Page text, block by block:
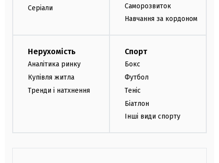
Серіали
Саморозвиток
Навчання за кордоном
Нерухомість
Аналітика ринку
Купівля житла
Тренди і натхнення
Спорт
Бокс
Футбол
Теніс
Біатлон
Інші види спорту